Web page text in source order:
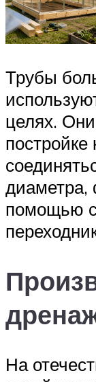
Трубы
целях.
постройке
диаметра,
помощью
На